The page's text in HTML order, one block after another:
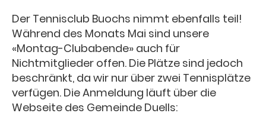
Der Tennisclub Buochs nimmt ebenfalls teil!
Während des Monats Mai sind unsere
«Montag-Clubabende» auch für
Nichtmitglieder offen. Die Plätze sind jedoch
beschränkt, da wir nur über zwei Tennisplätze
verfügen. Die Anmeldung läuft über die
Webseite des Gemeinde Duells: